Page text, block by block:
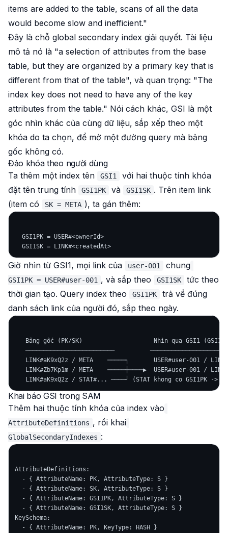
items are added to the table, scans of all the data
would become slow and inefficient."
Đây là chỗ global secondary index giải quyết. Tài liệu
mô tả nó là "a selection of attributes from the base
table, but they are organized by a primary key that is
different from that of the table", và quan trọng: "The
index key does not need to have any of the key
attributes from the table." Nói cách khác, GSI là một
góc nhìn khác của cùng dữ liệu, sắp xếp theo một
khóa do ta chọn, để mở một đường query mà bảng
gốc không có.
Đảo khóa theo người dùng
Ta thêm một index tên
GSI1
với hai thuộc tính khóa
đặt tên trung tính
GSI1PK và GSI1SK . Trên item link
(item có
SK = META ), ta gán thêm:
  GSI1PK = USER#<ownerId>
Giờ nhìn từ GSI1, mọi link của user-001 chung
GSI1PK = USER#user-001 , và sắp theo GSI1SK
tức theo
thời gian tạo. Query index theo
GSI1PK
trả về đúng
danh sách link của người đó, sắp theo ngày.
Bảng gốc (PK/SK)                    Nhìn qua GSI1
─────────────────────────
LINK#aK9xQ2z / META    ─────┐       USER#user-001 /
LINK#Zb7Kp1m / META    ─────┼────▶  USER#user-001 /
Khai báo GSI trong SAM
Thêm hai thuộc tính khóa của index vào
AttributeDefinitions , rồi khai
GlobalSecondaryIndexes :
AttributeDefinitions:
  - { AttributeName: PK, AttributeType: S }
  - { AttributeName: SK, AttributeType: S }
  - { AttributeName: GSI1PK, AttributeType: S }
  - { AttributeName: GSI1SK, AttributeType: S }
KeySchema:
  - { AttributeName: PK, KeyType: HASH }